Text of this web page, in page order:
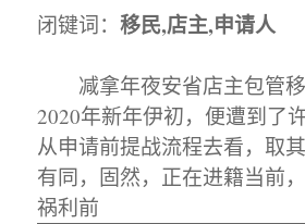
闭键词：移民,店主,申请人
减拿年夜安省店主包管移
2020年新年伊初，便遭到了
从申请前提战流程去看，取
有同，固然，正在进籍当前
祸利前